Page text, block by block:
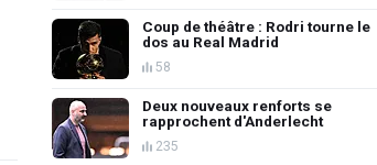
Coup de théâtre : Rodri tourne le
dos au Real Madrid
58
Deux nouveaux renforts se
rapprochent d'Anderlecht
235